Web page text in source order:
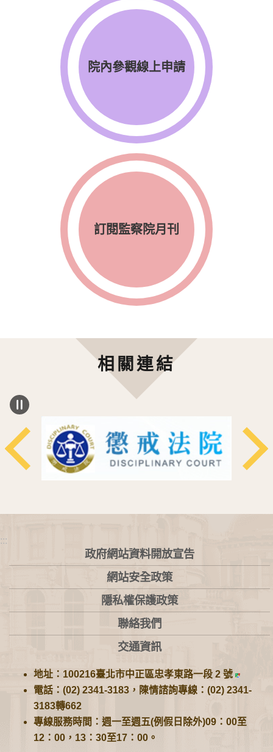
院內參觀線上申請
訂閱監察院月刊
相關連結
:::
政府網站資料開放宣告
網站安全政策
隱私權保護政策
聯絡我們
交通資訊
地址：100216臺北市中正區忠孝東路一段 2 號
電話：(02) 2341-3183，陳情諮詢專線：(02) 2341-
3183轉662
專線服務時間：週一至週五(例假日除外)09：00至
12：00，13：30至17：00。